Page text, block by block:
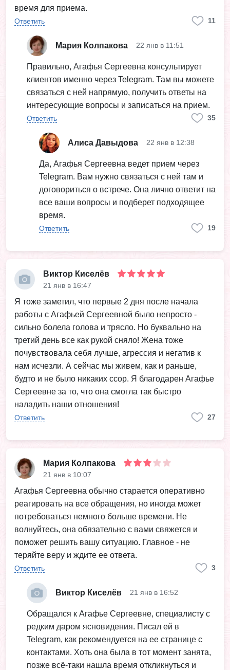
время для приема.
Ответить 11
Мария Колпакова 22 янв в 11:51
Правильно, Агафья Сергеевна консультирует
клиентов именно через Telegram. Там вы можете
связаться с ней напрямую, получить ответы на
интересующие вопросы и записаться на прием.
Ответить 35
Алиса Давыдова 22 янв в 12:38
Да, Агафья Сергеевна ведет прием через
Telegram. Вам нужно связаться с ней там и
договориться о встрече. Она лично ответит на
все ваши вопросы и подберет подходящее
время.
Ответить 19
Виктор Киселёв
21 янв в 16:47
Я тоже заметил, что первые 2 дня после начала
работы с Агафьей Сергеевной было непросто -
сильно болела голова и трясло. Но буквально на
третий день все как рукой сняло! Жена тоже
почувствовала себя лучше, агрессия и негатив к
нам исчезли. А сейчас мы живем, как и раньше,
будто и не было никаких ссор. Я благодарен Агафье
Сергеевне за то, что она смогла так быстро
наладить наши отношения!
Ответить 27
Мария Колпакова
21 янв в 10:07
Агафья Сергеевна обычно старается оперативно
реагировать на все обращения, но иногда может
потребоваться немного больше времени. Не
волнуйтесь, она обязательно с вами свяжется и
поможет решить вашу ситуацию. Главное - не
теряйте веру и ждите ее ответа.
Ответить 3
Виктор Киселёв 21 янв в 16:52
Обращался к Агафье Сергеевне, специалисту с
редким даром ясновидения. Писал ей в
Telegram, как рекомендуется на ее странице с
контактами. Хоть она была в тот момент занята,
позже всё-таки нашла время откликнуться и